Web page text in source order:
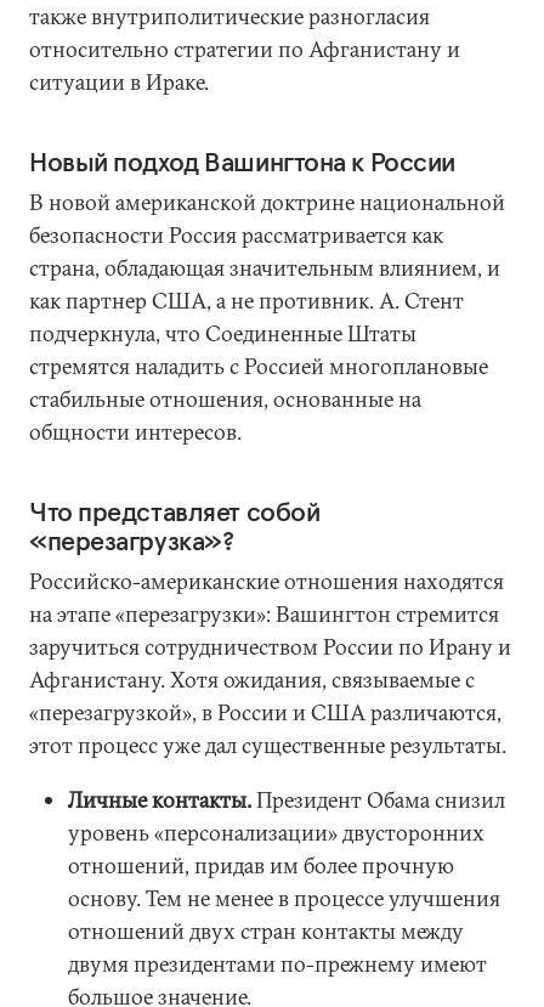
также внутриполитические разногласия
относительно стратегии по Афганистану и
ситуации в Ираке.
Новый подход Вашингтона к России
В новой американской доктрине национальной
безопасности Россия рассматривается как
страна, обладающая значительным влиянием, и
как партнер США, а не противник. А. Стент
подчеркнула, что Соединенные Штаты
стремятся наладить с Россией многоплановые
стабильные отношения, основанные на
общности интересов.
Что представляет собой
«перезагрузка»?
Российско-американские отношения находятся
на этапе «перезагрузки»: Вашингтон стремится
заручиться сотрудничеством России по Ирану и
Афганистану. Хотя ожидания, связываемые с
«перезагрузкой», в России и США различаются,
этот процесс уже дал существенные результаты.
Личные контакты.Президент Обама снизил
уровень «персонализации» двусторонних
отношений, придав им более прочную
основу. Тем не менее в процессе улучшения
отношений двух стран контакты между
двумя президентами по-прежнему имеют
большое значение.